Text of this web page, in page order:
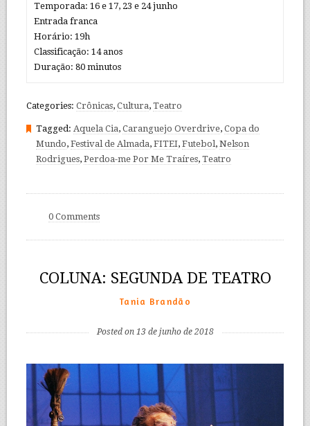
Temporada: 16 e 17, 23 e 24 junho
Entrada franca
Horário: 19h
Classificação: 14 anos
Duração: 80 minutos
Categories: Crônicas, Cultura, Teatro
Tagged: Aquela Cia, Caranguejo Overdrive, Copa do
Mundo, Festival de Almada, FITEI, Futebol , Nelson
Rodrigues, Perdoa-me Por Me Traíres, Teatro
0 Comments
COLUNA: SEGUNDA DE TEATRO
Tania Brandão
Posted on 13 de junho de 2018